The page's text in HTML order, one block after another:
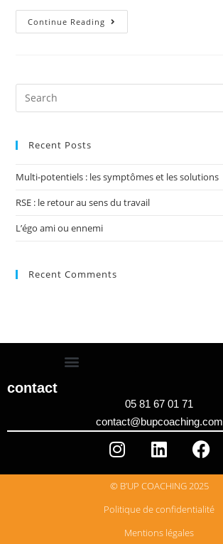
Continue Reading
Recent Posts
Multi-potentiels : les symptômes et les solutions
RSE : le retour au sens du travail
L’égo ami ou ennemi
Recent Comments
contact
05 81 67 01 71
contact@bupcoaching.com
© B’UP COACHING 2025
Politique de confidentialité
Mentions légales